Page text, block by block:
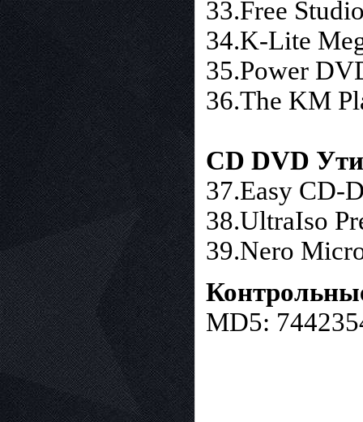
33.Free
34.K-Lite
35.Power
36.The KM
CD DVD
37.Easy CD-
38.UltraIso
39.Nero
MD5: